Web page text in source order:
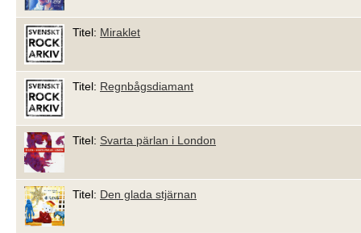
Titel: Miraklet
Titel: Regnbågsdiamant
Titel: Svarta pärlan i London
Titel: Den glada stjärnan